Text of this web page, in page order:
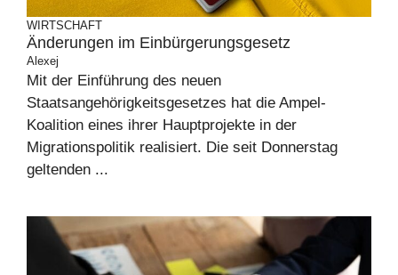
WIRTSCHAFT
Änderungen im Einbürgerungsgesetz
Alexej
Mit der Einführung des neuen
Staatsangehörigkeitsgesetzes hat die Ampel-
Koalition eines ihrer Hauptprojekte in der
Migrationspolitik realisiert. Die seit Donnerstag
geltenden ...